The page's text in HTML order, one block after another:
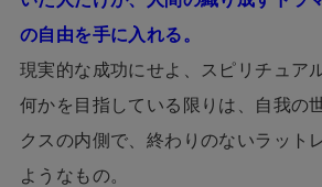
の自由を手に入れる。
現実的な成功にせよ、スピリチュア
何かを目指している限りは、自我の
クスの内側で、終わりのないラット
ようなもの。